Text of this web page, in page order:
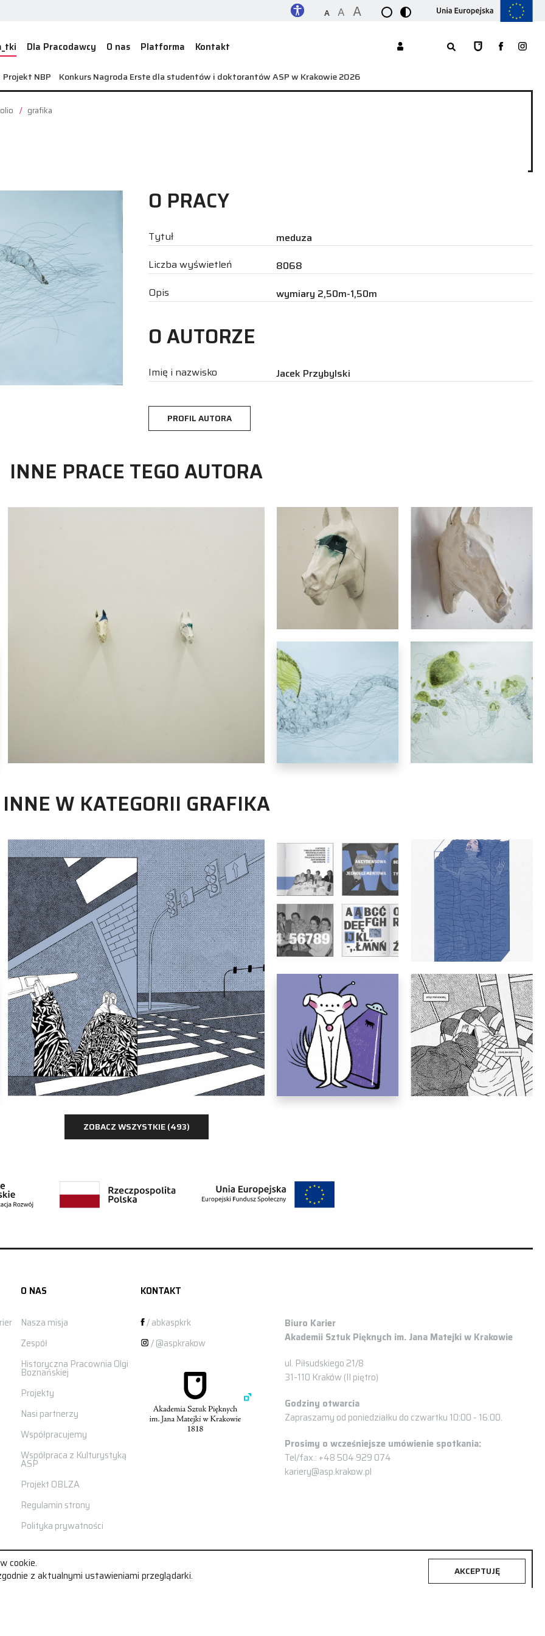
A A A
Dla Pracodawcy O nas Platforma Kontakt
Projekt NBP Konkurs Nagroda Erste dla studentów i doktorantów ASP w Krakowie 2026
grafika
O PRACY
Tytuł
meduza
Liczba wyświetleń
8068
Opis
wymiary 2,50m-1,50m
O AUTORZE
Imię i nazwisko Jacek Przybylski
PROFIL AUTORA
INNE PRACE TEGO AUTORA
Jacek Przybylski
rzeźba
grafika
Jacek Przybylski
INNE W KATEGORII GRAFIKA
grafika
Gosia Makocka
grafika
Gosia Makocka
grafika
Gosia Makocka
grafika
Gosia Makocka
ZOBACZ WSZYSTKIE (493)
O NAS
Nasza misja
Zespół
Historyczna Pracownia Olgi
Boznańskiej
Projekty
Nasi partnerzy
Współpracujemy
Współpraca z Kulturystyką
ASP
Projekt OBLZA
Regulamin strony
Polityka prywatności
KONTAKT
/ abkaspkrk
/ @aspkrakow
Biuro Karier
Akademii Sztuk Pięknych im. Jana Matejki w Krakowie
ul. Piłsudskiego 21/8
31-110 Kraków (II piętro)
Godziny otwarcia
Zapraszamy od poniedziałku do czwartku 10:00 - 16:00.
Prosimy o wcześniejsze umówienie spotkania:
Tel/fax.: +48 504 929 074
kariery@asp.krakow.pl
cookie.
z aktualnymi ustawieniami przeglądarki.
AKCEPTUJĘ